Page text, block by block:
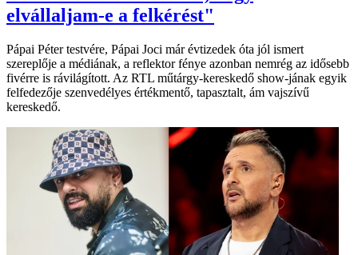
elvállaljam-e a felkérést"
Pápai Péter testvére, Pápai Joci már évtizedek óta jól ismert
szereplője a médiának, a reflektor fénye azonban nemrég az idősebb
fivérre is rávilágított. Az RTL műtárgy-kereskedő show-jának egyik
felfedezője szenvedélyes értékmentő, tapasztalt, ám vajszívű
kereskedő.